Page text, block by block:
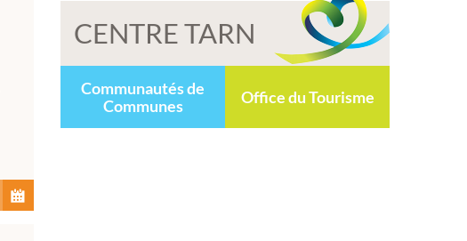
CENTRE TARN
Communautés de
Communes
Office du Tourisme